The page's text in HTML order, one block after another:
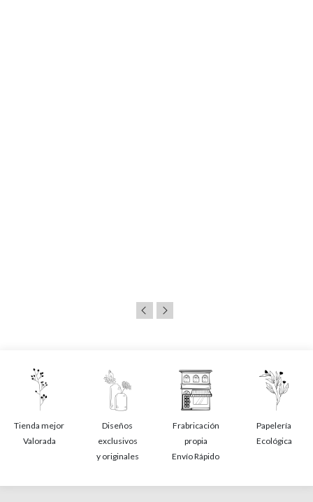
Tienda mejor
Valorada
Diseños
exclusivos
y originales
Frabricación
propia
Envío Rápido
Papelería
Ecológica